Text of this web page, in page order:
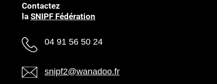
Contactez
la SNIPF Fédération
04 91 56 50 24
snipf2@wanadoo.fr